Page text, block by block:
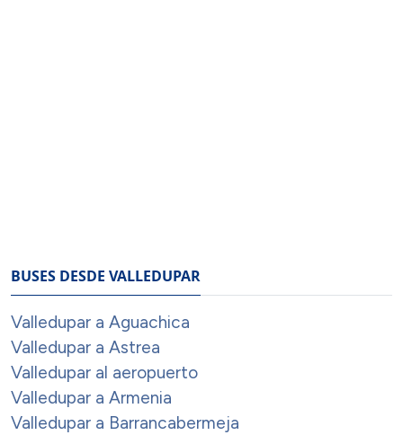
BUSES DESDE VALLEDUPAR
Valledupar a Aguachica
Valledupar a Astrea
Valledupar al aeropuerto
Valledupar a Armenia
Valledupar a Barrancabermeja